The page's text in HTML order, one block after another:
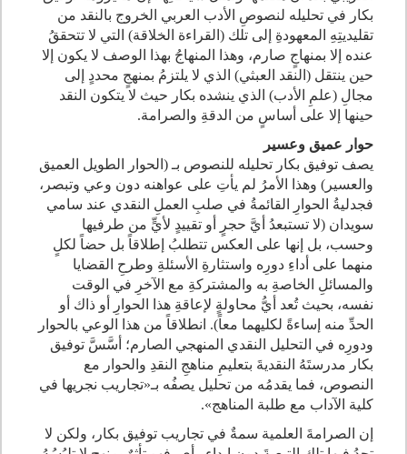
بكار في تحليله لنصوصِ الأدب العربي الخروج بالنقد من
تقليديتِهِ المعهودةِ إلى تلك (القراءة الخلاقة) التي لا تتحققُ
عنده إلا بمنهاجٍ صارم، وهذا المنهاجُ بهذا الوصف لا يكون إلا
حين ينتقل (النقد العبثي) الذي لا يلتزمُ بمنهجٍ محددٍ إلى
مجالِ (علمِ الأدب) الذي ينشده بكار حيث لا يتكون النقد
حينها إلا على أساسٍ من الدقةِ والصرامة.
حوار عميق وعسير
يصف توفيق بكار تحليله للنصوص بـ (الحوار الطويل العميق
والعسير) وهذا الأمرُ لم يأتِ على عواهنه دون وعي وتبصر،
فجدليةُ الحوارِ القائمةُ في صلبِ العملِ النقدي عند سامي
سويدان (لا تستبعدُ أيَّ حجرٍ أو تقييدٍ لأيٍّ من طرفيها
وحسب، بل إنها على العكس تتطلبُ إطلاقاً بل حضاً لكلٍ
منهما على أداءِ دورِه واستثارةِ الأسئلةِ وطرحِ القضايا
والمسائلِ الخاصةِ به والمشتركةِ مع الآخرِ في الوقت
نفسه، بحيث تُعد أيُّ محاولةٍ لإعاقةِ هذا الحوارِ أو ذاك أو
الحدِّ منه إساءةً لكليهما معاً). انطلاقاً من هذا الوعي بالحوار
ودورِه في التحليل النقدي المنهجي الصارم؛ أسَّسَّ توفيق
بكار مدرستَهُ النقديةَ بتعليمِ مناهجِ النقدِ والحوار مع
النصوص، فما يقدمُه من تحليل يصفُه بـ«تجاريب نجريها في
كلية الآداب مع طلبة المناهج».
إن الصرامةَ العلمية سمةٌ في تجاريب توفيق بكار، ولكن لا